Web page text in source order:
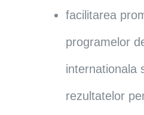
facilitarea
programelor
internationala
rezultatelor